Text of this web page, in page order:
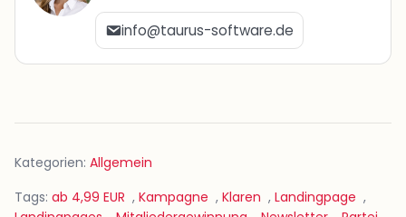
info@taurus-software.de
Kategorien: Allgemein
Tags: ab 4,99 EUR , Kampagne , Klaren , Landingpage ,